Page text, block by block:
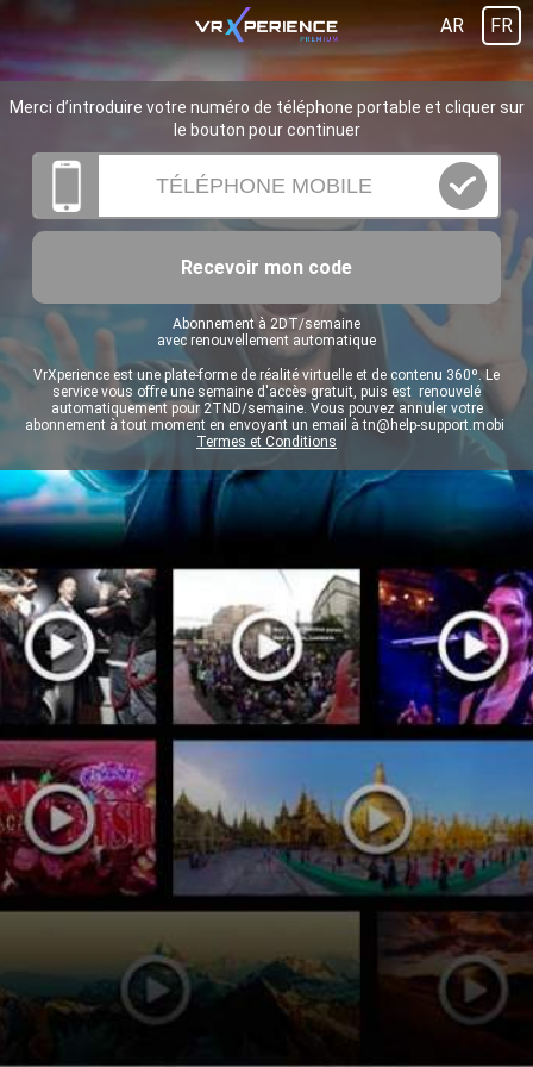
AR FR
Merci d’introduire votre numéro de téléphone portable et cliquer sur
le bouton pour continuer
Recevoir mon code
Abonnement à 2DT/semaine
avec renouvellement automatique
VrXperience est une plate-forme de réalité virtuelle et de contenu 360º. Le
service vous offre une semaine d'accès gratuit, puis est renouvelé
automatiquement pour 2TND/semaine. Vous pouvez annuler votre
abonnement à tout moment en envoyant un email àtn@help-support.mobi
Termes et Conditions